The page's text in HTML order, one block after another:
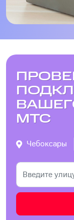
МТС
Чебоксары